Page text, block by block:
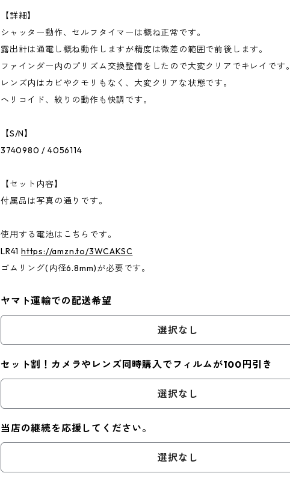
【詳細】
シャッター動作、セルフタイマーは概ね正常です。
露出計は通電し概ね動作しますが精度は微差の範囲で前後します。
ファインダー内のプリズム交換整備をしたので大変クリアでキレイです。
レンズ内はカビやクモリもなく、大変クリアな状態です。
ヘリコイド、絞りの動作も快調です。
【S/N】
3740980 / 4056114
【セット内容】
付属品は写真の通りです。
使用する電池はこちらです。
LR41 https://amzn.to/3WCAKSC
ゴムリング(内径6.8mm)が必要です。
ヤマト運輸での配送希望
選択なし
セット割！カメラやレンズ同時購入でフィルムが100円引き
選択なし
当店の継続を応援してください。
選択なし